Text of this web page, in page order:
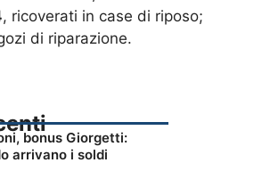
, ricoverati in case di riposo;
di riparazione.
bonus Giorgetti:
arrivano i soldi